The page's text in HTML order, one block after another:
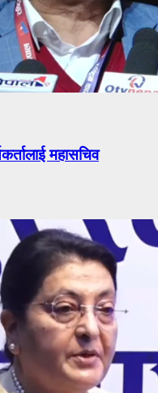
महासचिव